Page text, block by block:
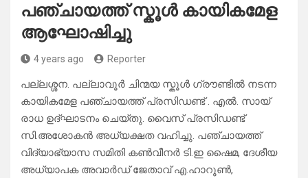
പഞ്ചായത്ത് സ്കൂൾ കായികമേള
ആഘോഷിച്ചു
4 years ago Reporter
പല്ലശ്ശന. പല്ലാവൂർ ചിന്മയ സ്കൂൾ ഗ്രൗണ്ടിൽ നടന്ന
കായികമേള പഞ്ചായത്ത് പ്രസിഡണ്ട് . എൽ. സായ്
രാധ ഉദ്ഘാടനം ചെയ്തു. വൈസ് പ്രസിഡണ്ട്
സി.അശോകൻ അധ്യക്ഷത വഹിച്ചു. പഞ്ചായത്ത്
വിദ്യാഭ്യാസ സമിതി കൺവീനർ ടി.ഇ ഷൈമ, ദേശീയ
അധ്യാപക അവാർഡ് ജേതാവ് എ.ഹാറൂൺ,